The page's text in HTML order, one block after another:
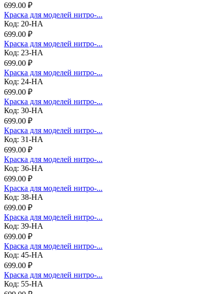
699.00 ₽
Краска для моделей нитро-...
Код: 20-НА
699.00 ₽
Краска для моделей нитро-...
Код: 23-НА
699.00 ₽
Краска для моделей нитро-...
Код: 24-НА
699.00 ₽
Краска для моделей нитро-...
Код: 30-НА
699.00 ₽
Краска для моделей нитро-...
Код: 31-НА
699.00 ₽
Краска для моделей нитро-...
Код: 36-НА
699.00 ₽
Краска для моделей нитро-...
Код: 38-НА
699.00 ₽
Краска для моделей нитро-...
Код: 39-НА
699.00 ₽
Краска для моделей нитро-...
Код: 45-НА
699.00 ₽
Краска для моделей нитро-...
Код: 55-НА